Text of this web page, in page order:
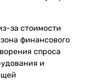
за стоимости
финансового
спроса
и